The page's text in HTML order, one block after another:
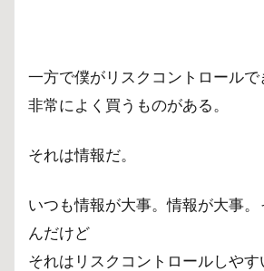
一方で僕がリスクコントロールで
非常によく買うものがある。
それは情報だ。
いつも情報が大事。情報が大事
んだけど
それはリスクコントロールしやす